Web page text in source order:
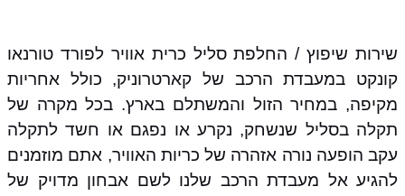
שירות שיפוץ / החלפת סליל כרית אוויר לפורד טורנאו
קונקט במעבדת הרכב של קארטרוניק, כולל אחריות
מקיפה, במחיר הזול והמשתלם בארץ. בכל מקרה של
תקלה בסליל שנשחק, נקרע או נפגם או חשד לתקלה
עקב הופעה נורה אזהרה של כריות האוויר, אתם מוזמנים
להגיע אל מעבדת הרכב שלנו לשם אבחון מדויק של